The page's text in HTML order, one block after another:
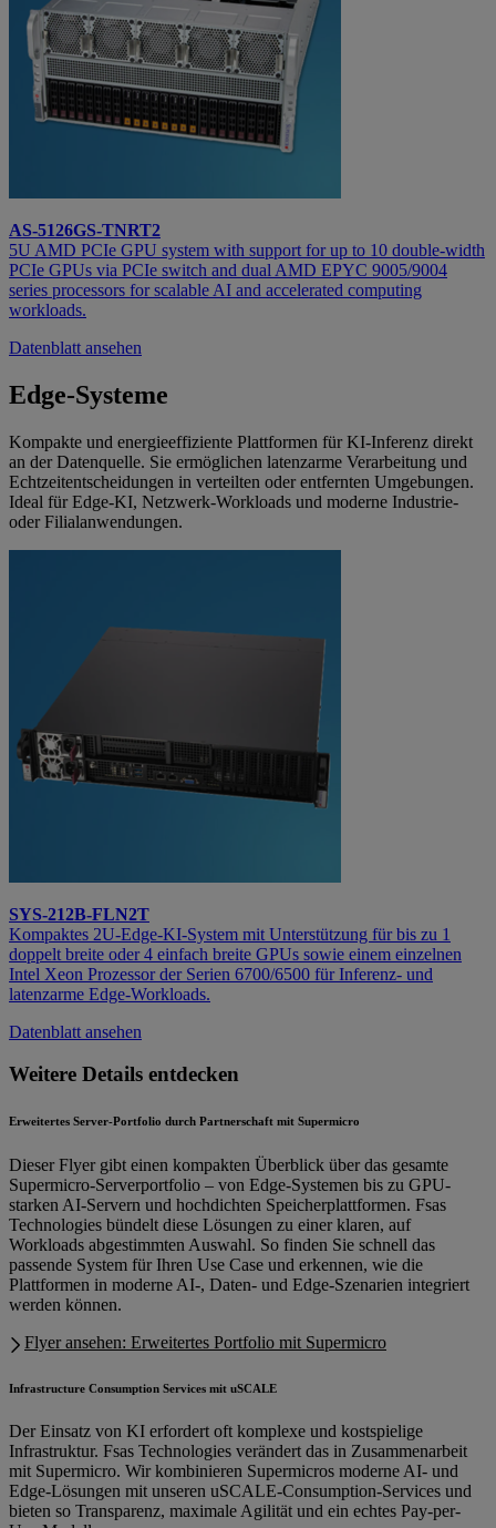
AS-5126GS-TNRT2
5U AMD PCIe GPU system with support for up to 10 double-width
PCIe GPUs via PCIe switch and dual AMD EPYC 9005/9004
series processors for scalable AI and accelerated computing
workloads.
Datenblatt ansehen
Edge-Systeme
Kompakte und energieeffiziente Plattformen für KI-Inferenz direkt
an der Datenquelle. Sie ermöglichen latenzarme Verarbeitung und
Echtzeitentscheidungen in verteilten oder entfernten Umgebungen.
Ideal für Edge-KI, Netzwerk-Workloads und moderne Industrie-
oder Filialanwendungen.
SYS-212B-FLN2T
Kompaktes 2U‑Edge‑KI‑System mit Unterstützung für bis zu 1
doppelt breite oder 4 einfach breite GPUs sowie einem einzelnen
Intel Xeon Prozessor der Serien 6700/6500 für Inferenz‑ und
latenzarme Edge‑Workloads.
Datenblatt ansehen
Weitere Details entdecken
Erweitertes Server-Portfolio durch Partnerschaft mit Supermicro
Dieser Flyer gibt einen kompakten Überblick über das gesamte
Supermicro-Serverportfolio – von Edge-Systemen bis zu GPU-
starken AI-Servern und hochdichten Speicherplattformen. Fsas
Technologies bündelt diese Lösungen zu einer klaren, auf
Workloads abgestimmten Auswahl. So finden Sie schnell das
passende System für Ihren Use Case und erkennen, wie die
Plattformen in moderne AI-, Daten- und Edge-Szenarien integriert
werden können.
Flyer ansehen: Erweitertes Portfolio mit Supermicro
Infrastructure Consumption Services mit uSCALE
Der Einsatz von KI erfordert oft komplexe und kostspielige
Infrastruktur. Fsas Technologies verändert das in Zusammenarbeit
mit Supermicro. Wir kombinieren Supermicros moderne AI- und
Edge-Lösungen mit unseren uSCALE-Consumption-Services und
bieten so Transparenz, maximale Agilität und ein echtes Pay-per-